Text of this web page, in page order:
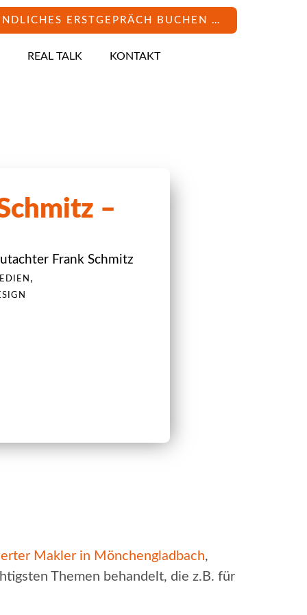
ERSTGEPRÄCH BUCHEN …
REAL TALK KONTAKT
–
Frank Schmitz
,
Makler in Mönchengladbach,
Themen behandelt, die z.B. für